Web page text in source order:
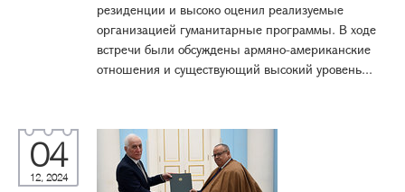
резиденции и высоко оценил реализуемые
организацией гуманитарные программы. В ходе
встречи были обсуждены армяно-американские
отношения и существующий высокий уровень...
04
12, 2024